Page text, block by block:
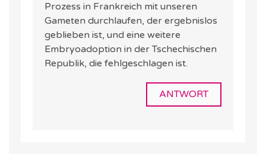
Prozess in Frankreich mit unseren
Gameten durchlaufen, der ergebnislos
geblieben ist, und eine weitere
Embryoadoption in der Tschechischen
Republik, die fehlgeschlagen ist.
ANTWORT